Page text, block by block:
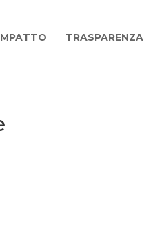
TRASPARENZA